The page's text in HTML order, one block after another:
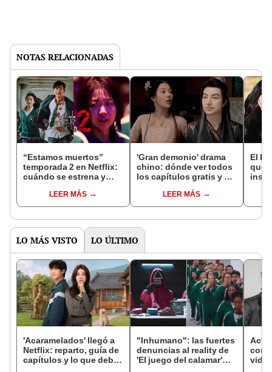
NOTAS RELACIONADAS
“Estamos muertos”
temporada 2 en Netflix:
cuándo se estrena y
temporadaLEER MÁS
'Gran demonio' drama
chino: dónde ver todos
los capítulos gratis y en
LEER MÁS
El k-
que
LO MÁS VISTO LO ÚLTIMO
'Acaramelados' llegó a
Netflix: reparto, guía de
capítulos y lo que debes
"Inhumano": las fuertes
denuncias al reality de
'El juego del calamar'